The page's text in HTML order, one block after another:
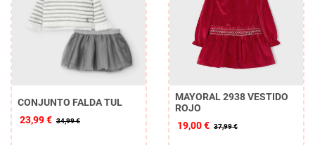
CONJUNTO FALDA TUL
23,99 € 34,99 €
MAYORAL 2938 VESTIDO
ROJO
19,00 € 37,99 €